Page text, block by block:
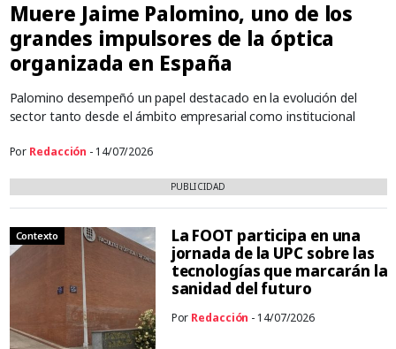
Muere Jaime Palomino, uno de los
grandes impulsores de la óptica
organizada en España
Palomino desempeñó un papel destacado en la evolución del
sector tanto desde el ámbito empresarial como institucional
Por Redacción - 14/07/2026
PUBLICIDAD
Contexto
La FOOT participa en una
jornada de la UPC sobre las
tecnologías que marcarán la
sanidad del futuro
Por Redacción - 14/07/2026